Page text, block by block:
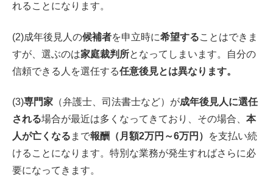
れることになります。
(2)成年後見人の候補者を申立時に希望することはできま
すが、選ぶのは家庭裁判所となってしまいます。自分の
信頼できる人を選任する任意後見とは異なります。
(3)専門家 （弁護士、司法書士など）が成年後見人に選任
される場合が最近は多くなってきており、その場合、 本
人が亡くなる まで報酬（月額2万円～6万円）
を支払い続
けることになります。特別な業務が発生すればさらに必
要になってきます。